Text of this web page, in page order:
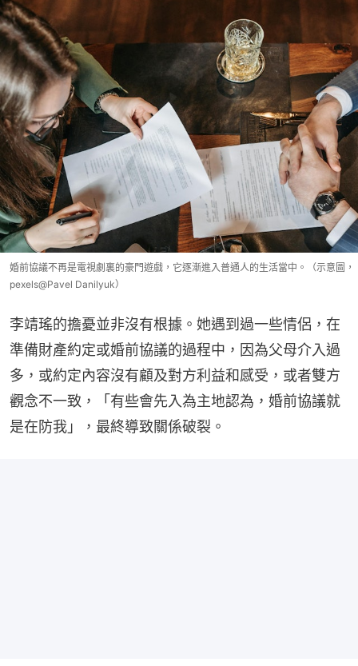
婚前協議不再是電視劇裏的豪門遊戲，它逐漸進入普通人的生活當中。（示意圖，
pexels@Pavel Danilyuk）
李靖瑤的擔憂並非沒有根據。她遇到過一些情侶，在
準備財產約定或婚前協議的過程中，因為父母介入過
多，或約定內容沒有顧及對方利益和感受，或者雙方
觀念不一致，「有些會先入為主地認為，婚前協議就
是在防我」，最終導致關係破裂。